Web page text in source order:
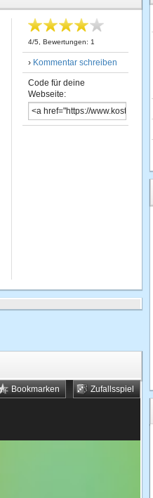
4/5 , Bewertungen: 1
› Kommentar schreiben
Code für deine
Webseite:
Zufallsspiel
Bookmarken